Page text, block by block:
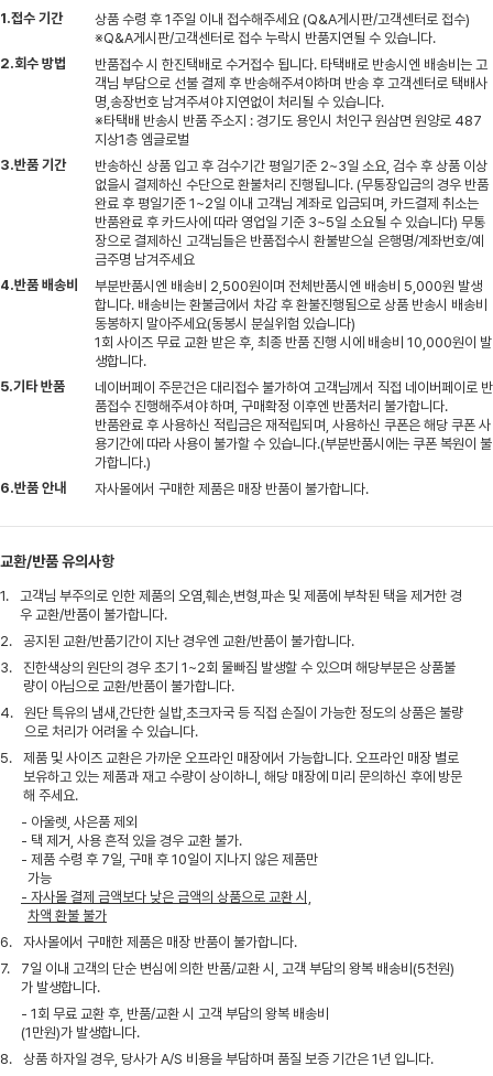
1.접수 기간
상품 수령 후 1주일 이내 접수해주세요 (Q&A게시판/고객센터로 접수)
※Q&A게시판/고객센터로 접수 누락시 반품지연될 수 있습니다.
2.회수 방법
반품접수 시 한진택배로 수거접수 됩니다. 타택배로 반송시엔 배송비는 고
객님 부담으로 선불 결제 후 반송해주셔야하며 반송 후 고객센터로 택배사
명,송장번호 남겨주셔야 지연없이 처리될 수 있습니다.
※타택배 반송시 반품 주소지 : 경기도 용인시 처인구 원삼면 원양로 487
지상1층 엠글로벌
3.반품 기간
반송하신 상품 입고 후 검수기간 평일기준 2~3일 소요, 검수 후 상품 이상
없을시 결제하신 수단으로 환불처리 진행됩니다. (무통장입금의 경우 반품
완료 후 평일기준 1~2일 이내 고객님 계좌로 입금되며, 카드결제 취소는
반품완료 후 카드사에 따라 영업일 기준 3~5일 소요될 수 있습니다) 무통
장으로 결제하신 고객님들은 반품접수시 환불받으실 은행명/계좌번호/예
금주명 남겨주세요
4.반품 배송비
부분반품시엔 배송비 2,500원이며 전체반품시엔 배송비 5,000원 발생
합니다. 배송비는 환불금에서 차감 후 환불진행됨으로 상품 반송시 배송비
동봉하지 말아주세요(동봉시 분실위험 있습니다)
1회 사이즈 무료 교환 받은 후, 최종 반품 진행 시에 배송비 10,000원이 발
생합니다.
5.기타 반품
네이버페이 주문건은 대리접수 불가하여 고객님께서 직접 네이버페이로 반
품접수 진행해주셔야 하며, 구매확정 이후엔 반품처리 불가합니다.
반품완료 후 사용하신 적립금은 재적립되며, 사용하신 쿠폰은 해당 쿠폰 사
용기간에 따라 사용이 불가할 수 있습니다.(부분반품시에는 쿠폰 복원이 불
가합니다.)
6.반품 안내
자사몰에서 구매한 제품은 매장 반품이 불가합니다.
교환/반품 유의사항
1.
고객님 부주의로 인한 제품의 오염,훼손,변형,파손 및 제품에 부착된 택을 제거한 경
우 교환/반품이 불가합니다.
2.
공지된 교환/반품기간이 지난 경우엔 교환/반품이 불가합니다.
3.
진한색상의 원단의 경우 초기 1~2회 물빠짐 발생할 수 있으며 해당부분은 상품불
량이 아님으로 교환/반품이 불가합니다.
4.
원단 특유의 냄새,간단한 실밥,초크자국 등 직접 손질이 가능한 정도의 상품은 불량
으로 처리가 어려울 수 있습니다.
5.
제품 및 사이즈 교환은 가까운 오프라인 매장에서 가능합니다. 오프라인 매장 별로
보유하고 있는 제품과 재고 수량이 상이하니, 해당 매장에 미리 문의하신 후에 방문
해 주세요.
- 아울렛, 사은품 제외
- 택 제거, 사용 흔적 있을 경우 교환 불가.
- 제품 수령 후 7일, 구매 후 10일이 지나지 않은 제품만
가능
- 자사몰 결제 금액보다 낮은 금액의 상품으로 교환 시,
차액 환불 불가
6.
자사몰에서 구매한 제품은 매장 반품이 불가합니다.
7.
7일 이내 고객의 단순 변심에 의한 반품/교환 시, 고객 부담의 왕복 배송비(5천원)
가 발생합니다.
- 1회 무료 교환 후, 반품/교환 시 고객 부담의 왕복 배송비
(1만원)가 발생합니다.
8.
상품 하자일 경우, 당사가 A/S 비용을 부담하며 품질 보증 기간은 1년 입니다.